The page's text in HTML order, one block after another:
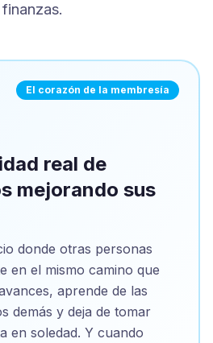
finanzas.
El corazón de la membresía
real de
mejorando sus
donde otras personas
en el mismo camino que
aprende de las
demás y deja de tomar
en soledad. Y cuando